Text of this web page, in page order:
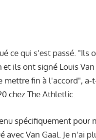
ce qui s'est passé.
et ils ont signé Louis
mettre fin à l'accord",
chez The Athletlic.
spécifiquement pour
avec Van Gaal. Je n'ai